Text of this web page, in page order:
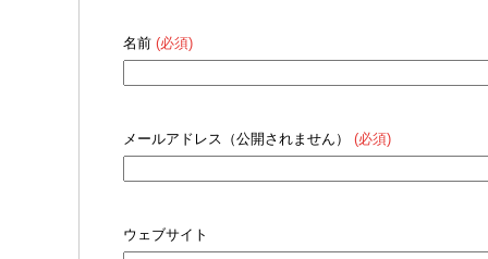
名前 (必須)
メールアドレス（公開されません） (必須)
ウェブサイト